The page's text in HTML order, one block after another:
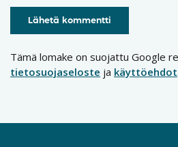
Tämä lomake on suojattu Google
tietosuojaseloste ja käyttöehdot.